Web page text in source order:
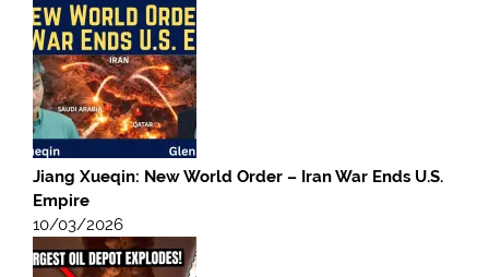
Jiang Xueqin: New World Order – Iran War Ends U.S.
Empire
10/03/2026